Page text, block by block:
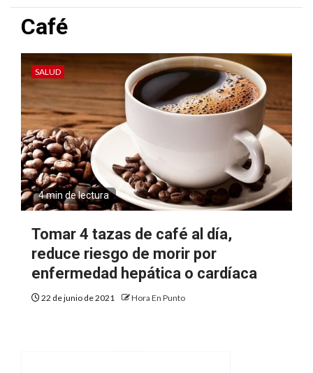
Café
SALUD
4 min de lectura
Tomar 4 tazas de café al día,
reduce riesgo de morir por
enfermedad hepática o cardíaca
22 de junio de 2021 Hora En Punto